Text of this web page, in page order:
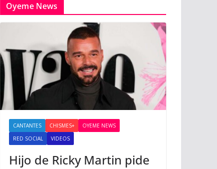
Oyeme News
CANTANTES CHISMES+
OYEME NEWS
RED SOCIAL
VIDEOS
Hijo de Ricky Martin pide